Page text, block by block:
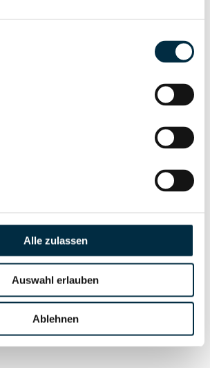
Alle zulassen
Auswahl erlauben
Ablehnen
Vollständiges
Vollständiges
anfragen
Vollständiges
Unternehmensprofil
anfragen